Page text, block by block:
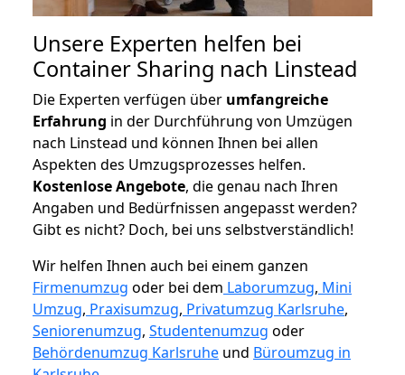
Unsere Experten helfen bei
Container Sharing nach Linstead
Die Experten verfügen über umfangreiche
Erfahrung in der Durchführung von Umzügen
nach Linstead und können Ihnen bei allen
Aspekten des Umzugsprozesses helfen.
Kostenlose Angebote, die genau nach Ihren
Angaben und Bedürfnissen angepasst werden?
Gibt es nicht? Doch, bei uns selbstverständlich!
Wir helfen Ihnen auch bei einem ganzen
Firmenumzug oder bei dem Laborumzug, Mini
Umzug, Praxisumzug, Privatumzug Karlsruhe,
Seniorenumzug, Studentenumzug oder
Behördenumzug Karlsruhe und Büroumzug in